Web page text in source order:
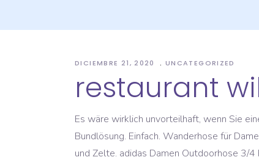
DICIEMBRE 21, 2020 UNCATEGORIZED
restaurant
Es wäre wirklich unvorteilhaft, wenn Sie
Bundlösung. Einfach. Wanderhose für
und Zelte. adidas Damen Outdoorhose 3/